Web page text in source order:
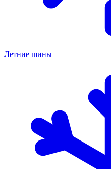
Летние шины